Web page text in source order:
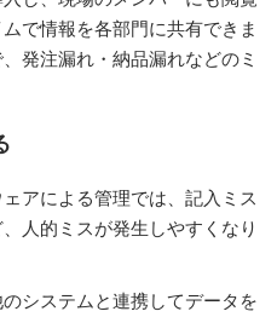
で情報を各部門に共有できま
発注漏れ・納品漏れなどのミ
アによる管理では、記入ミス
人的ミスが発生しやすくなり
システムと連携してデータを